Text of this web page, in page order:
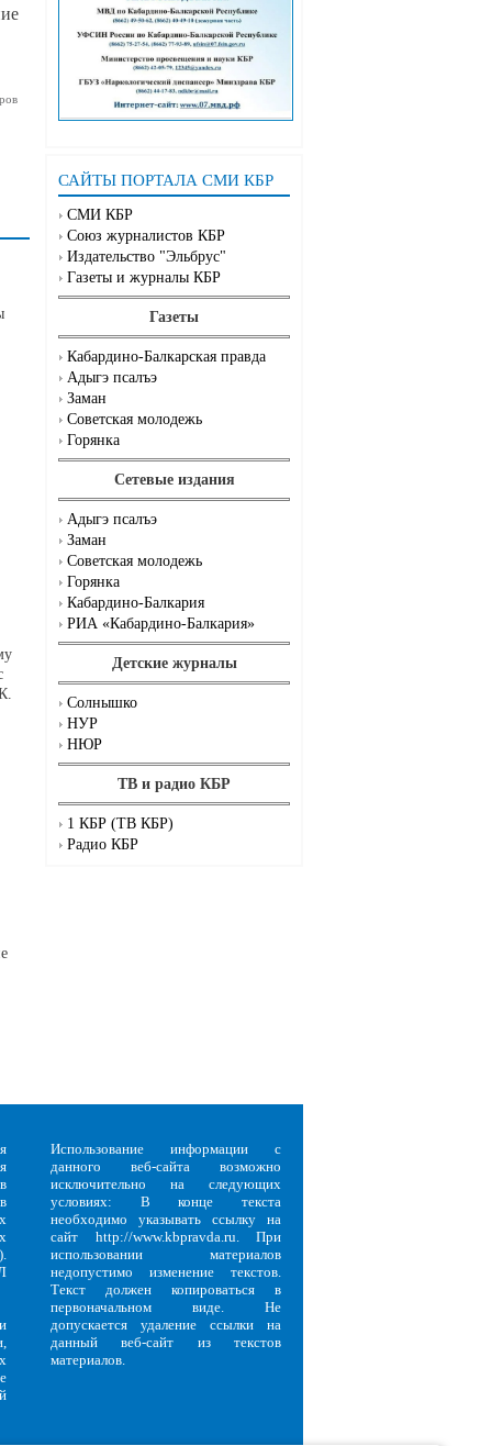
САЙТЫ ПОРТАЛА СМИ КБР
СМИ КБР
Союз журналистов КБР
Издательство "Эльбрус"
Газеты и журналы КБР
Газеты
Кабардино-Балкарская правда
Адыгэ псалъэ
Заман
Советская молодежь
Горянка
Сетевые издания
Адыгэ псалъэ
Заман
Советская молодежь
Горянка
Кабардино-Балкария
РИА «Кабардино-Балкария»
Детские журналы
Солнышко
НУР
НЮР
ТВ и радио КБР
1 КБР (ТВ КБР)
Радио КБР
Использование информации с
данного веб-сайта возможно
исключительно на следующих
условиях: В конце текста
необходимо указывать ссылку на
сайт http://www.kbpravda.ru. При
использовании материалов
недопустимо изменение текстов.
Текст должен копироваться в
первоначальном виде. Не
допускается удаление ссылки на
данный веб-сайт из текстов
материалов.